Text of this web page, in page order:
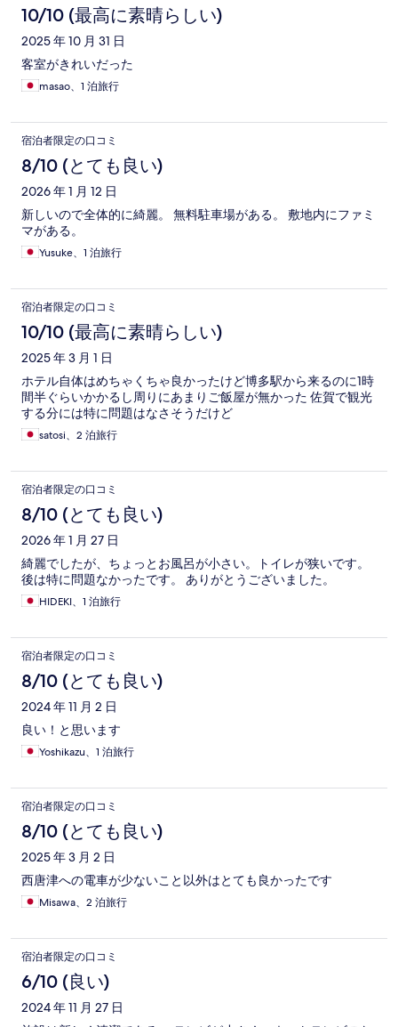
コ
ミ
10/10 (最高に素晴らしい)
2025 年 10 月 31 日
客室がきれいだった
masao、1 泊旅行
宿泊者限定の口コミ
8/10 (とても良い)
2026 年 1 月 12 日
新しいので全体的に綺麗。 無料駐車場がある。 敷地内にファミ
マがある。
Yusuke、1 泊旅行
宿泊者限定の口コミ
10/10 (最高に素晴らしい)
2025 年 3 月 1 日
ホテル自体はめちゃくちゃ良かったけど博多駅から来るのに1時
間半ぐらいかかるし周りにあまりご飯屋が無かった 佐賀で観光
する分には特に問題はなさそうだけど
satosi、2 泊旅行
宿泊者限定の口コミ
8/10 (とても良い)
2026 年 1 月 27 日
綺麗でしたが、ちょっとお風呂が小さい。トイレが狭いです。
後は特に問題なかったです。 ありがとうございました。
HIDEKI、1 泊旅行
宿泊者限定の口コミ
8/10 (とても良い)
2024 年 11 月 2 日
良い！と思います
Yoshikazu、1 泊旅行
宿泊者限定の口コミ
8/10 (とても良い)
2025 年 3 月 2 日
西唐津への電車が少ないこと以外はとても良かったです
Misawa、2 泊旅行
宿泊者限定の口コミ
6/10 (良い)
2024 年 11 月 27 日